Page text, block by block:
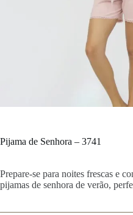
Pijama de Senhora – 3741
Prepare-se para noites frescas e
pijamas de senhora de verão,